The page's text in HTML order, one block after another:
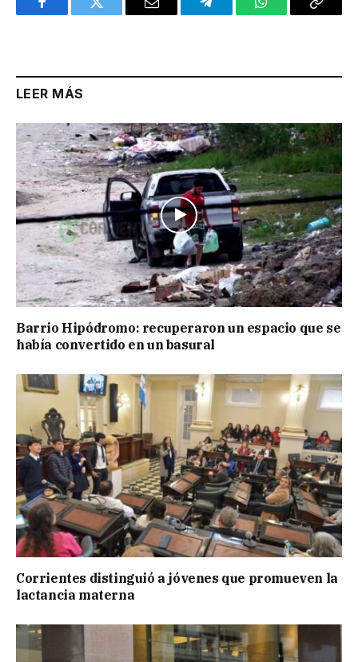
FacebookTwitter Email TelegramWhatsAppCopy
LEER MÁS
Barrio Hipódromo: recuperaron un espacio que se
había convertido en un basural
Corrientes distinguió a jóvenes que promueven la
lactancia materna